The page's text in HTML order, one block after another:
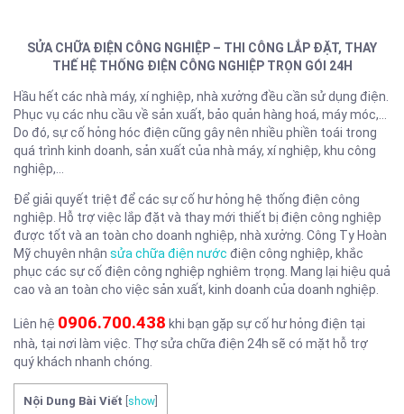
SỬA CHỮA ĐIỆN CÔNG NGHIỆP – THI CÔNG LẮP ĐẶT, THAY
THẾ HỆ THỐNG ĐIỆN CÔNG NGHIỆP TRỌN GÓI 24H
Hầu hết các nhà máy, xí nghiệp, nhà xưởng đều cần sử dụng điện.
Phục vụ các nhu cầu về sản xuất, bảo quản hàng hoá, máy móc,…
Do đó, sự cố hỏng hóc điện cũng gây nên nhiều phiền toái trong
quá trình kinh doanh, sản xuất của nhà máy, xí nghiệp, khu công
nghiệp,…
Để giải quyết triệt để các sự cố hư hỏng hệ thống điện công
nghiệp. Hỗ trợ việc lắp đặt và thay mới thiết bị điện công nghiệp
được tốt và an toàn cho doanh nghiệp, nhà xưởng. Công Ty Hoàn
Mỹ chuyên nhận sửa chữa điện nước điện công nghiệp, khắc
phục các sự cố điện công nghiệp nghiêm trọng. Mang lại hiệu quả
cao và an toàn cho việc sản xuất, kinh doanh của doanh nghiệp.
Liên hệ 0906.700.438 khi bạn gặp sự cố hư hỏng điện tại
nhà, tại nơi làm việc. Thợ sửa chữa điện 24h sẽ có mặt hỗ trợ
quý khách nhanh chóng.
Nội Dung Bài Viết show